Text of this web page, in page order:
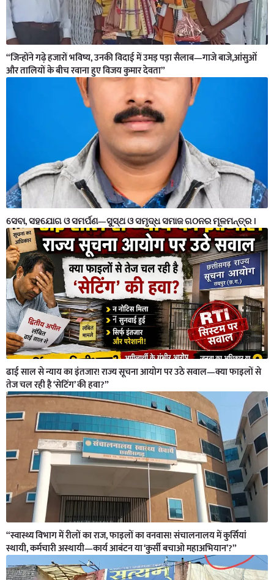
“जिन्होंने गढ़े हजारों भविष्य, उनकी विदाई में उमड़ पड़ा सैलाब—गाजे बाजे,आंसुओं
और तालियों के बीच रवाना हुए विजय कुमार देवता”
ସେବା, ସହଯୋଗ ଓ ସମର୍ପଣ—ସୁସ୍ଥ ଓ ସମୃଦ୍ଧ ସମାଜ ଗଠନର ମୂଳମନ୍ତ୍ର ।
ढाई साल से न्याय का इंतजार! राज्य सूचना आयोग पर उठे सवाल—क्या फाइलों से
तेज चल रही है ‘सेटिंग’ की हवा?”
“स्वास्थ्य विभाग में रीलों का राज, फाइलों का वनवास! संचालनालय में कुर्सियां
स्थायी, कर्मचारी अस्थायी—कार्य आबंटन या ‘कुर्सी बचाओ महाअभियान’?”